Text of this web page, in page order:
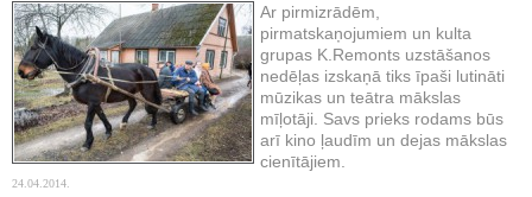
Ar pirmizrādēm,
pirmatskaņojumiem un kulta
grupas K.Remonts uzstāšanos
nedēļas izskaņā tiks īpaši lutināti
mūzikas un teātra mākslas
mīļotāji. Savs prieks rodams būs
arī kino ļaudīm un dejas mākslas
cienītājiem.
24.04.2014.